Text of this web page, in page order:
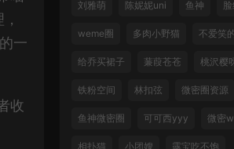
一
收
刘雅萌 陈妮妮uni 鱼神
weme圈 多肉小野猫 不爱笑
给乔买裙子 蒹葭苍苍 桃沢樱
铁粉空间 林扣弦 微密圈资源
鱼神微密圈 可可西yyy 微密
相扑猫 小团嫂 露宝吃不饱